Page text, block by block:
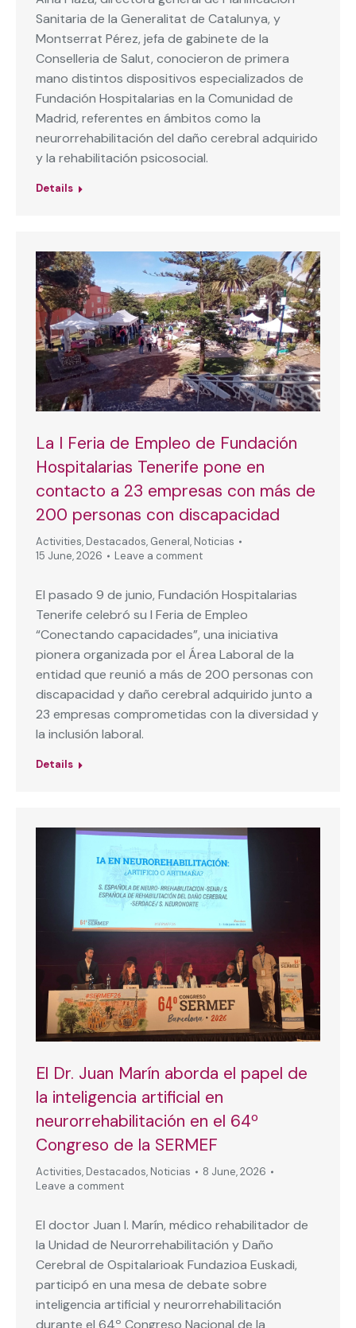
Sanitaria de la Generalitat de Catalunya, y
Montserrat Pérez, jefa de gabinete de la
Conselleria de Salut, conocieron de primera
mano distintos dispositivos especializados de
Fundación Hospitalarias en la Comunidad de
Madrid, referentes en ámbitos como la
neurorrehabilitación del daño cerebral adquirido
y la rehabilitación psicosocial.
Details
La I Feria de Empleo de Fundación
Hospitalarias Tenerife pone en
contacto a 23 empresas con más de
200 personas con discapacidad
Activities, Destacados, General, Noticias
15 June, 2026
Leave a comment
El pasado 9 de junio, Fundación Hospitalarias
Tenerife celebró su I Feria de Empleo
“Conectando capacidades”, una iniciativa
pionera organizada por el Área Laboral de la
entidad que reunió a más de 200 personas con
discapacidad y daño cerebral adquirido junto a
23 empresas comprometidas con la diversidad y
la inclusión laboral.
Details
El Dr. Juan Marín aborda el papel de
la inteligencia artificial en
neurorrehabilitación en el 64º
Congreso de la SERMEF
Activities, Destacados, Noticias
8 June, 2026
Leave a comment
El doctor Juan I. Marín, médico rehabilitador de
la Unidad de Neurorrehabilitación y Daño
Cerebral de Ospitalarioak Fundazioa Euskadi,
participó en una mesa de debate sobre
inteligencia artificial y neurorrehabilitación
durante el 64º Congreso Nacional de la